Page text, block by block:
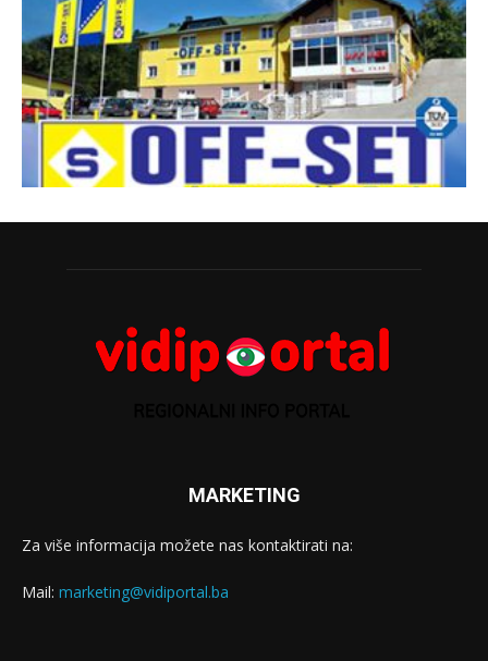
MARKETING
Za više informacija možete nas kontaktirati na:
Mail: marketing@vidiportal.ba